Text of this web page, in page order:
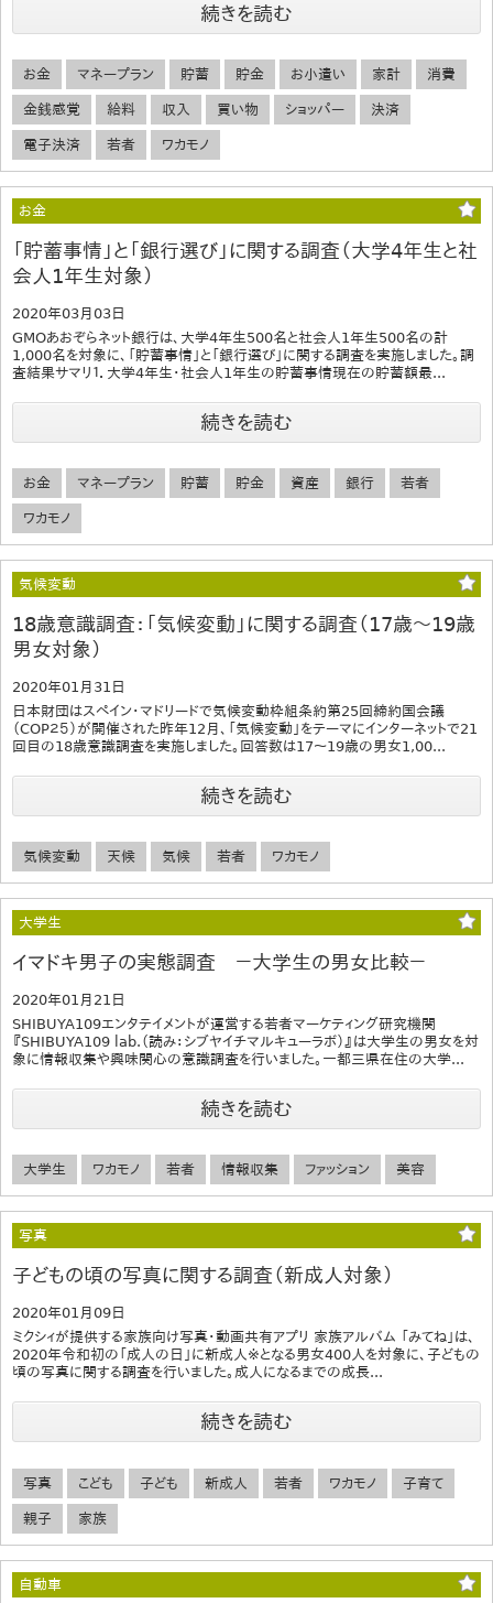
続きを読む
お金 マネープラン 貯蓄 貯金 お小遣い 家計 消費
金銭感覚 給料 収入 買い物 ショッパー 決済
電子決済 若者 ワカモノ
お金
「貯蓄事情」と「銀行選び」に関する調査（大学4年生と社
会人1年生対象）
2020年03月03日
GMOあおぞらネット銀行は、大学4年生500名と社会人1年生500名の計
1,000名を対象に、「貯蓄事情」と「銀行選び」に関する調査を実施しました。調
査結果サマリ１．大学4年生・社会人1年生の貯蓄事情現在の貯蓄額最...
続きを読む
お金 マネープラン 貯蓄 貯金 資産 銀行 若者
ワカモノ
気候変動
18歳意識調査：「気候変動」に関する調査（17歳～19歳
男女対象）
2020年01月31日
日本財団はスペイン・マドリードで気候変動枠組条約第25回締約国会議
（COP２５）が開催された昨年12月、「気候変動」をテーマにインターネットで21
回目の18歳意識調査を実施しました。回答数は17～19歳の男女1,00...
続きを読む
気候変動 天候 気候 若者 ワカモノ
大学生
イマドキ男子の実態調査 －大学生の男女比較－
2020年01月21日
SHIBUYA109エンタテイメントが運営する若者マーケティング研究機関
『SHIBUYA109 lab.（読み：シブヤイチマルキューラボ）』は大学生の男女を対
象に情報収集や興味関心の意識調査を行いました。一都三県在住の大学...
続きを読む
大学生 ワカモノ 若者 情報収集 ファッション 美容
写真
子どもの頃の写真に関する調査（新成人対象）
2020年01月09日
ミクシィが提供する家族向け写真・動画共有アプリ 家族アルバム 「みてね」は、
2020年令和初の「成人の日」に新成人※となる男女400人を対象に、子どもの
頃の写真に関する調査を行いました。成人になるまでの成長...
続きを読む
写真 こども 子ども 新成人 若者 ワカモノ 子育て
親子 家族
自動車